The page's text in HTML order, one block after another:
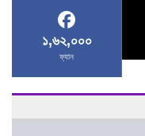
১,৬২,০০০
ফ্যান